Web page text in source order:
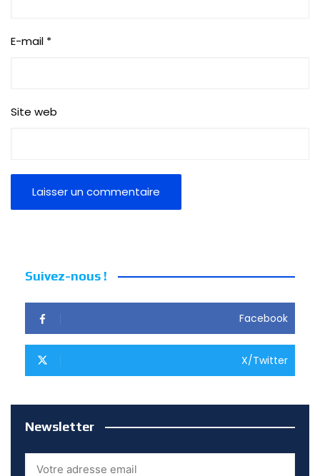
E-mail *
Site web
Suivez-nous !
Facebook
X/Twitter
Newsletter